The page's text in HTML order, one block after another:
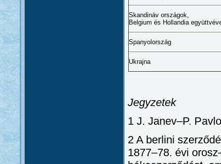
Skandináv országok,
Belgium és Hollandia
Spanyolország
Ukrajna
Jegyzetek
1 J. Janev–P.
2 A berlini
1877–78. évi